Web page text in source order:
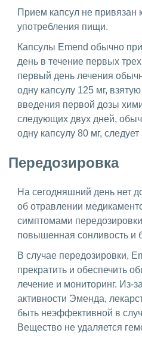
Прием капсул не привязан
употребления пищи.
Капсулы Emend обычно
день в течение первых
первый день лечения
одну капсулу 125 мг,
введения первой дозы
следующих двух дней,
одну капсулу 80 мг,
Передозировка
На сегодняшний день нет
об отравлении
симптомами
повышенная сонливость и
В случае передозировки,
прекратить и обеспечить
лечение и мониторинг. Из-
активности Эменда,
быть неэффективной в
Вещество не удаляется